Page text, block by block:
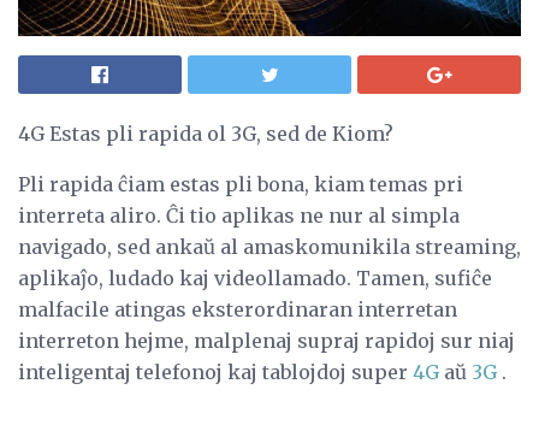
4G Estas pli rapida ol 3G, sed de Kiom?
Pli rapida ĉiam estas pli bona, kiam temas pri
interreta aliro. Ĉi tio aplikas ne nur al simpla
navigado, sed ankaŭ al amaskomunikila streaming,
aplikaĵo, ludado kaj videollamado. Tamen, sufiĉe
malfacile atingas eksterordinaran interretan
interreton hejme, malplenaj supraj rapidoj sur niaj
inteligentaj telefonoj kaj tablojdoj super 4G aŭ 3G .